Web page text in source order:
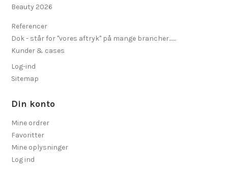
Beauty 2026
Referencer
Dok - står for "vores aftryk" på mange brancher.......
Kunder & cases
Log-ind
Sitemap
Din konto
Mine ordrer
Favoritter
Mine oplysninger
Log ind